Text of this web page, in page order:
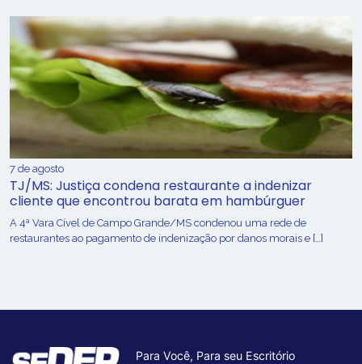
7 de agosto
TJ/MS: Justiça condena restaurante a indenizar
cliente que encontrou barata em hambúrguer
A 4ª Vara Cível de Campo Grande/MS condenou uma rede de
restaurantes ao pagamento de indenização por danos morais e […]
Para Você, Para seu Escritório